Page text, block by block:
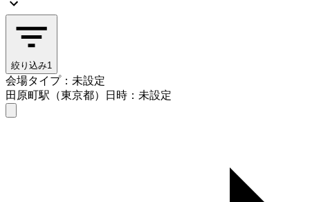
絞り込み1
会場タイプ：未設定
田原町駅（東京都）
日時：未設定